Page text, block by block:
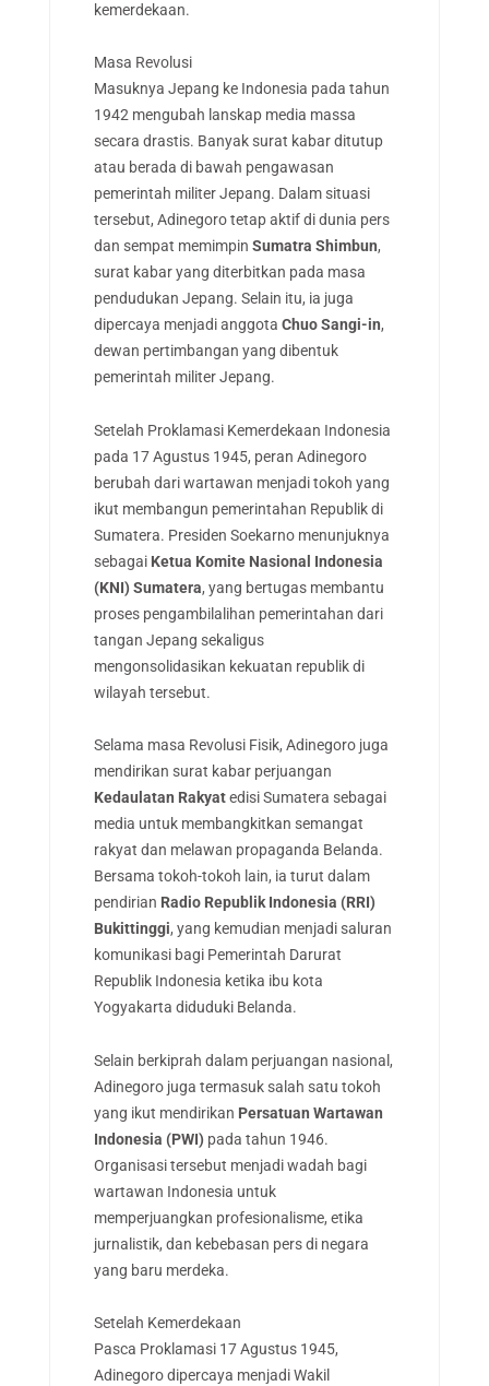
kemerdekaan.
Masa Revolusi
Masuknya Jepang ke Indonesia pada tahun
1942 mengubah lanskap media massa
secara drastis. Banyak surat kabar ditutup
atau berada di bawah pengawasan
pemerintah militer Jepang. Dalam situasi
tersebut, Adinegoro tetap aktif di dunia pers
dan sempat memimpin Sumatra Shimbun,
surat kabar yang diterbitkan pada masa
pendudukan Jepang. Selain itu, ia juga
dipercaya menjadi anggota Chuo Sangi-in,
dewan pertimbangan yang dibentuk
pemerintah militer Jepang.
Setelah Proklamasi Kemerdekaan Indonesia
pada 17 Agustus 1945, peran Adinegoro
berubah dari wartawan menjadi tokoh yang
ikut membangun pemerintahan Republik di
Sumatera. Presiden Soekarno menunjuknya
sebagai Ketua Komite Nasional Indonesia
(KNI) Sumatera, yang bertugas membantu
proses pengambilalihan pemerintahan dari
tangan Jepang sekaligus
mengonsolidasikan kekuatan republik di
wilayah tersebut.
Selama masa Revolusi Fisik, Adinegoro juga
mendirikan surat kabar perjuangan
Kedaulatan Rakyatedisi Sumatera sebagai
media untuk membangkitkan semangat
rakyat dan melawan propaganda Belanda.
Bersama tokoh-tokoh lain, ia turut dalam
pendirian Radio Republik Indonesia (RRI)
Bukittinggi, yang kemudian menjadi saluran
komunikasi bagi Pemerintah Darurat
Republik Indonesia ketika ibu kota
Yogyakarta diduduki Belanda.
Selain berkiprah dalam perjuangan nasional,
Adinegoro juga termasuk salah satu tokoh
yang ikut mendirikan Persatuan Wartawan
Indonesia (PWI) pada tahun 1946.
Organisasi tersebut menjadi wadah bagi
wartawan Indonesia untuk
memperjuangkan profesionalisme, etika
jurnalistik, dan kebebasan pers di negara
yang baru merdeka.
Setelah Kemerdekaan
Pasca Proklamasi 17 Agustus 1945,
Adinegoro dipercaya menjadi Wakil